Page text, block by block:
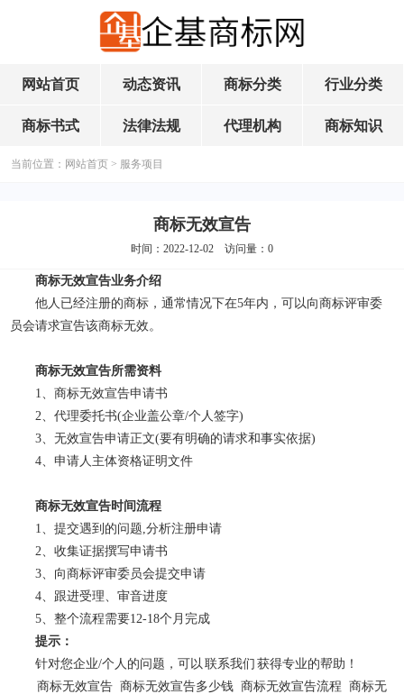
网站首页 动态资讯 商标分类 行业分类
商标书式 法律法规 代理机构 商标知识
当前位置： 网站首页 > 服务项目
商标无效宣告
时间：2022-12-02 访问量： 0
商标无效宣告业务介绍
他人已经注册的商标，通常情况下在5年内，可以向商标评审委
员会请求宣告该商标无效。
商标无效宣告所需资料
1、商标无效宣告申请书
2、代理委托书(企业盖公章/个人签字)
3、无效宣告申请正文(要有明确的请求和事实依据)
4、申请人主体资格证明文件
商标无效宣告时间流程
1、提交遇到的问题,分析注册申请
2、收集证据撰写申请书
3、向商标评审委员会提交申请
4、跟进受理、审音进度
5、整个流程需要12-18个月完成
提示：
针对您企业/个人的问题，可以 联系我们 获得专业的帮助！
商标无效宣告 商标无效宣告多少钱 商标无效宣告流程
商标无